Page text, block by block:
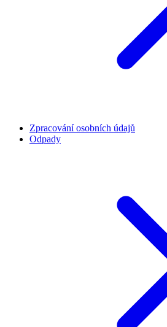
Zpracování osobních údajů
Odpady